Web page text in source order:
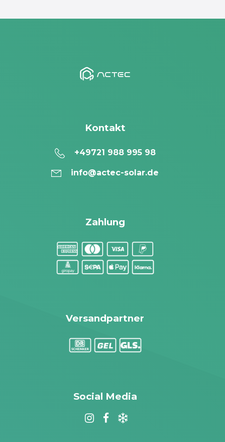
Kontakt
+49721 988 995 98
info@actec-solar.de
Zahlung
Versandpartner
Social Media